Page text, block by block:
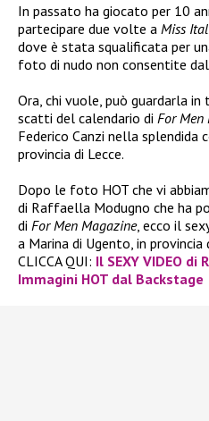
In passato ha giocato per 10
partecipare due volte a Miss
dove è stata squalificata per
foto di nudo non consentite
Ora, chi vuole, può guardarla
scatti del calendario di For Men
Federico Canzi nella splendida
provincia di Lecce.
Dopo le foto HOT che vi
di Raffaella Modugno che ha
di For Men Magazine, ecco il
a Marina di Ugento, in provincia
CLICCA QUI: Il SEXY VIDEO
Immagini HOT dal Backstage